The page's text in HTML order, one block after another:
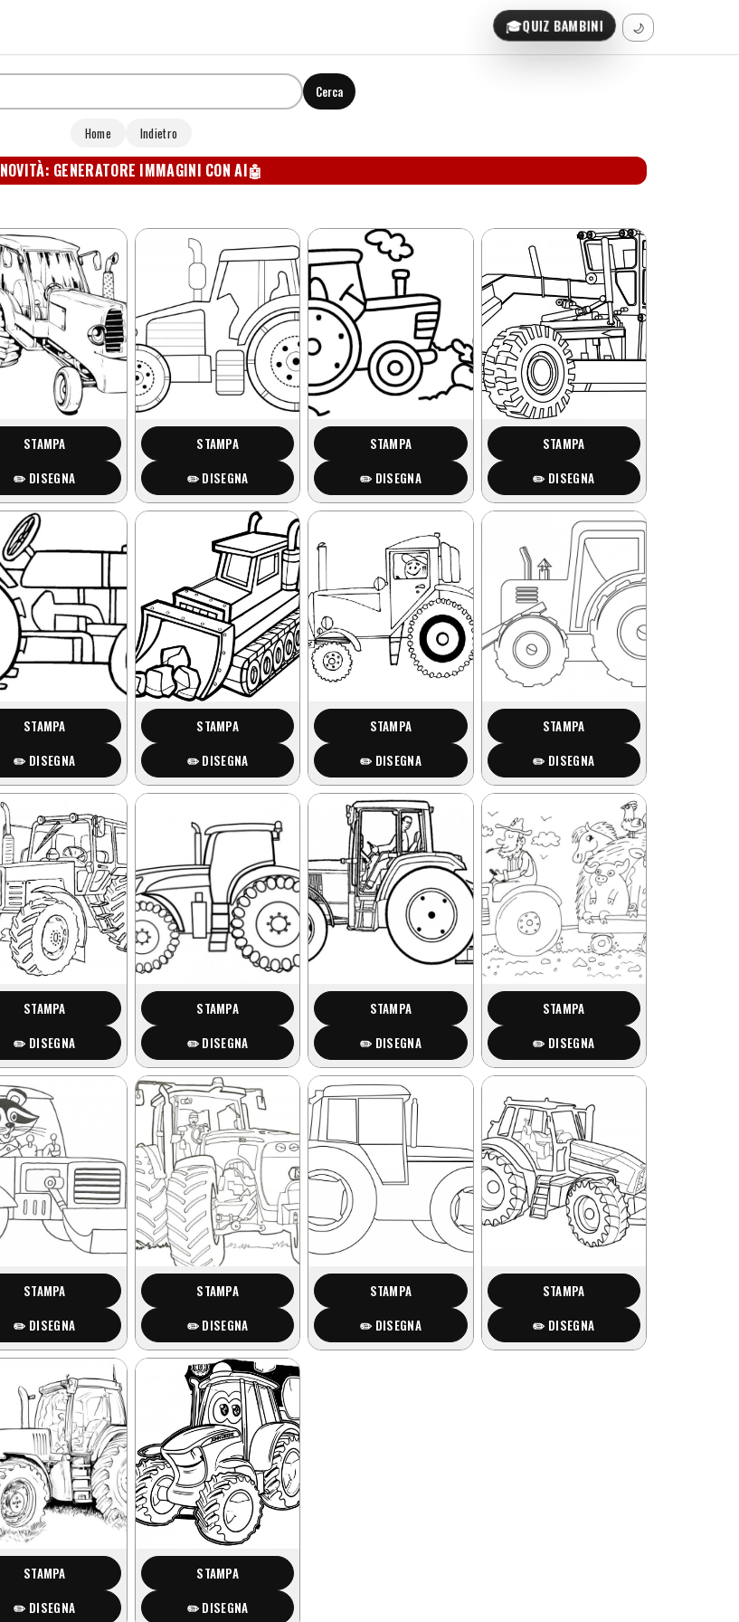
🎓QUIZ BAMBINI 🌙
Cerca
Home Indietro
NOVITÀ: GENERATORE IMMAGINI CON AI🤖
STAMPA
✏️ DISEGNA
STAMPA
✏️ DISEGNA
STAMPA
✏️ DISEGNA
STAMPA
✏️ DISEGNA
STAMPA
✏️ DISEGNA
STAMPA
✏️ DISEGNA
STAMPA
✏️ DISEGNA
STAMPA
✏️ DISEGNA
STAMPA
✏️ DISEGNA
STAMPA
✏️ DISEGNA
STAMPA
✏️ DISEGNA
STAMPA
✏️ DISEGNA
STAMPA
✏️ DISEGNA
STAMPA
✏️ DISEGNA
STAMPA
✏️ DISEGNA
STAMPA
✏️ DISEGNA
STAMPA
✏️ DISEGNA
STAMPA
✏️ DISEGNA